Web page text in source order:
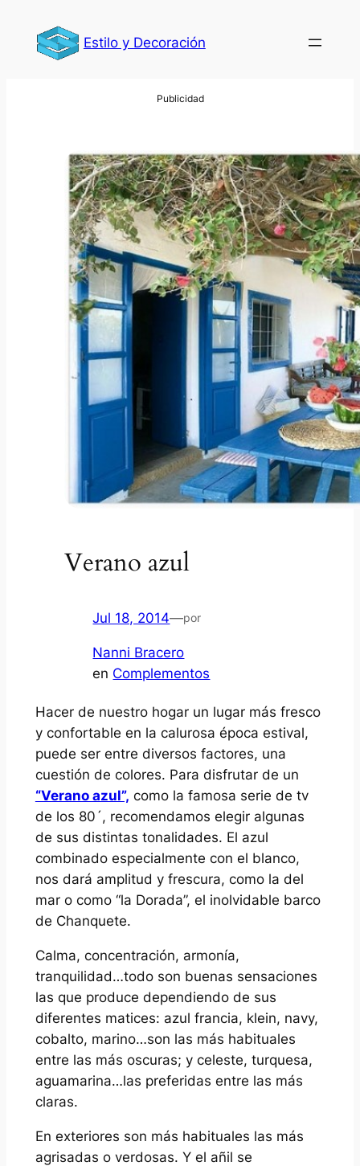
contenido
Estilo y Decoración
Verano azul
Jul 18, 2014—por
Nanni Bracero
en Complementos
Hacer de nuestro hogar un lugar más fresco
y confortable en la calurosa época estival,
puede ser entre diversos factores, una
cuestión de colores. Para disfrutar de un
“Verano azul”, como la famosa serie de tv
de los 80´, recomendamos elegir algunas
de sus distintas tonalidades. El azul
combinado especialmente con el blanco,
nos dará amplitud y frescura, como la del
mar o como “la Dorada”, el inolvidable barco
de Chanquete.
Calma, concentración, armonía,
tranquilidad…todo son buenas sensaciones
las que produce dependiendo de sus
diferentes matices: azul francia, klein, navy,
cobalto, marino…son las más habituales
entre las más oscuras; y celeste, turquesa,
aguamarina…las preferidas entre las más
claras.
En exteriores son más habituales las más
agrisadas o verdosas. Y el añil se